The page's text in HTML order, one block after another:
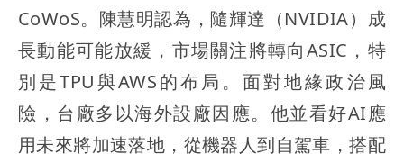
CoWoS。陳慧明認為，隨輝達（NVIDIA）成
長動能可能放緩，市場關注將轉向ASIC，特
別是TPU與AWS的布局。面對地緣政治風
險，台廠多以海外設廠因應。他並看好AI應
用未來將加速落地，從機器人到自駕車，搭配